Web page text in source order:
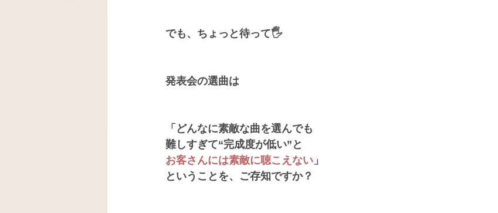
でも、ちょっと待って🖐️
発表会の選曲は
「どんなに素敵な曲を選んでも
難しすぎて“完成度が低い”と
お客さんには素敵に聴こえない 」
ということを、ご存知ですか？